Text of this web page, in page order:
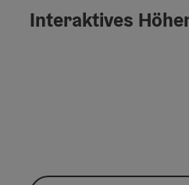
Interaktives